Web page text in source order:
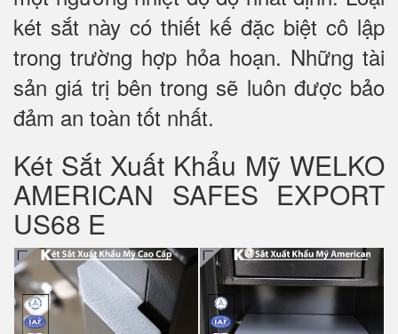
két sắt này có thiết kế đặc biệt cô lập
trong trường hợp hỏa hoạn. Những tài
sản giá trị bên trong sẽ luôn được bảo
đảm an toàn tốt nhất.
Két Sắt Xuất Khẩu Mỹ WELKO
AMERICAN SAFES EXPORT
US68 E